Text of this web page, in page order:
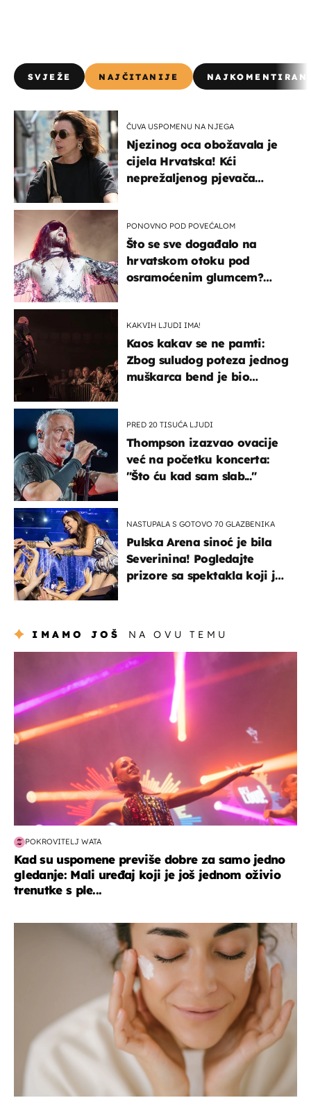
SVJEŽE NAJČITANIJE
ČUVA USPOMENU NA NJEGA
Njezinog oca obožavala je
cijela Hrvatska! Kći
neprežaljenog pjevača
PONOVNO POD POVEĆALOM
Što se sve događalo na
hrvatskom otoku pod
osramoćenim glumcem?
KAKVIH LJUDI IMA!
Kaos kakav se ne pamti:
Zbog suludog poteza jednog
muškarca bend je bio
PRED 20 TISUĆA LJUDI
Thompson izazvao ovacije
već na početku koncerta:
"Što ću kad sam slab..."
NASTUPALA S GOTOVO 70 GLAZBENIKA
Pulska Arena sinoć je bila
Severinina! Pogledajte
prizore sa spektakla koji je
IMAMO JOŠ NA OVU TEMU
POKROVITELJ WATA
Kad su uspomene previše dobre za samo jedno
gledanje: Mali uređaj koji je još jednom oživio
trenutke s ple...
moda & ljepota